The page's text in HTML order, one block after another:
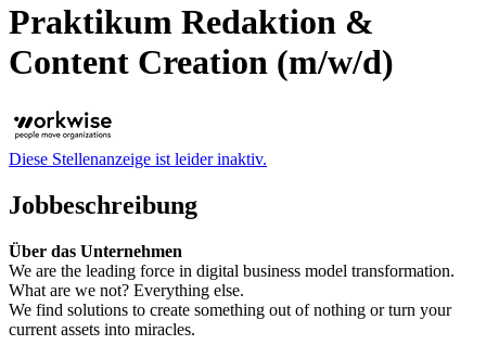
Praktikum Redaktion &
Content Creation (m/w/d)
Diese Stellenanzeige ist leider inaktiv.
Jobbeschreibung
Über das Unternehmen
We are the leading force in digital business model transformation.
What are we not? Everything else.
We find solutions to create something out of nothing or turn your
current assets into miracles.